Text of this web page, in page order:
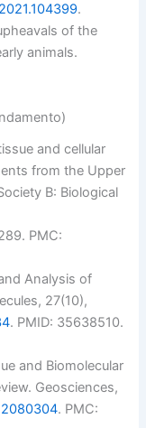
.
of the
animals.
and cellular
from the Upper
B: Biological
PMC:
Analysis of
, 27(10),
. PMID: 35638510.
and Biomolecular
Geosciences,
. PMC: